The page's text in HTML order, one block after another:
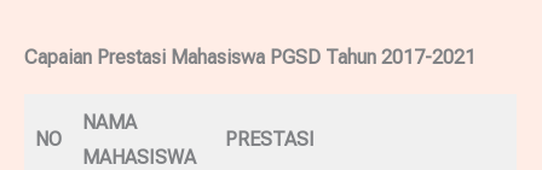
Capaian Prestasi Mahasiswa PGSD Tahun 2017-2021
NO
NAMA
MAHASISWA
PRESTASI